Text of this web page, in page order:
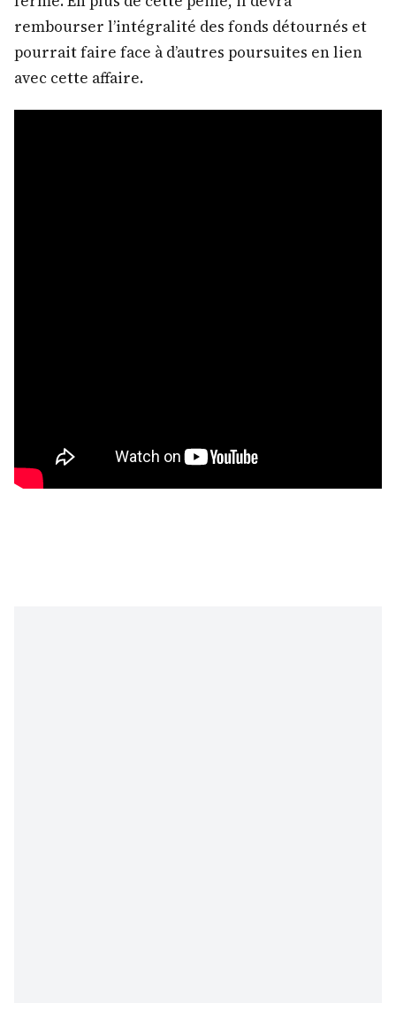
rembourser l’intégralité des fonds détournés et
pourrait faire face à d’autres poursuites en lien
avec cette affaire.